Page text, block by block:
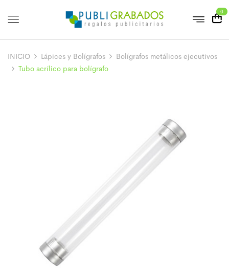
0
INICIO Lápices y Bolígrafos
Bolígrafos metálicos ejecutivos
Tubo acrílico para bolígrafo